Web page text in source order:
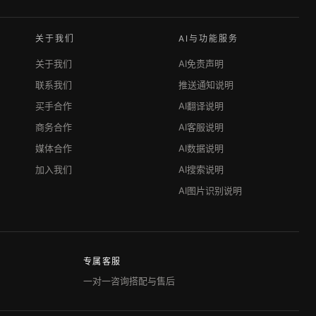
关于我们
关于我们
联系我们
买手合作
商务合作
媒体合作
加入我们
AI与功能服务
AI免责声明
推送通知说明
AI翻译说明
AI客服说明
AI数据说明
AI搜索说明
AI图片识别说明
专属客服
一对一咨询搭配与售后